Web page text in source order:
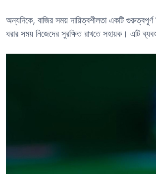
অন্যদিকে, বাজির সময় দায়িত্বশীলতা একটি
ধরার সময় নিজেদের সুরক্ষিত রাখতে সহায়ক। এটি